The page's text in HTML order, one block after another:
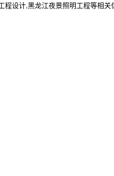
程设计,黑龙江夜景照明工程等相关